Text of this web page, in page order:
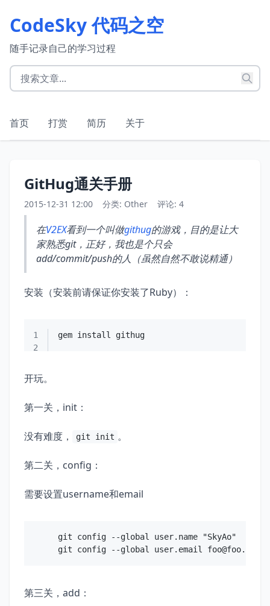
CodeSky 代码之空
随手记录自己的学习过程
首页 打赏 简历 关于
GitHug通关手册
2015-12-31 12:00 分类: Other 评论: 4
在V2EX看到一个叫做githug的游戏，目的是让大
家熟悉git，正好，我也是个只会
add/commit/push的人（虽然自然不敢说精通）
安装（安装前请保证你安装了Ruby）：
1
2
开玩。
第一关，init：
没有难度， git init 。
第二关，config：
需要设置username和email
git config --global user.name "SkyAo"
git config --global user.email foo@foo.com
第三关，add：